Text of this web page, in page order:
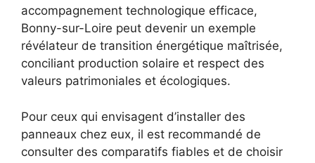
accompagnement technologique efficace,
Bonny-sur-Loire peut devenir un exemple
révélateur de transition énergétique maîtrisée,
conciliant production solaire et respect des
valeurs patrimoniales et écologiques.
Pour ceux qui envisagent d’installer des
panneaux chez eux, il est recommandé de
consulter des comparatifs fiables et de choisir